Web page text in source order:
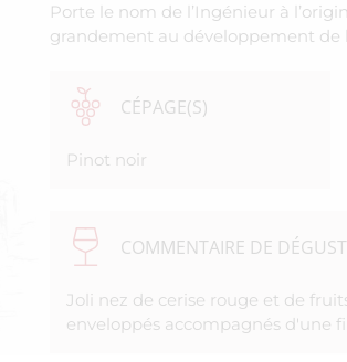
Porte le nom de l’Ingénieur à
grandement au développement de
CÉPAGE(S)
Pinot noir
COMMENTAIRE DE
Joli nez de cerise rouge et de
enveloppés accompagnés d'une